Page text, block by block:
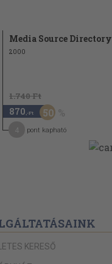
Media Source Directory
2000
1.740 Ft
870 ,-Ft 50
pont kapható
KERESŐ